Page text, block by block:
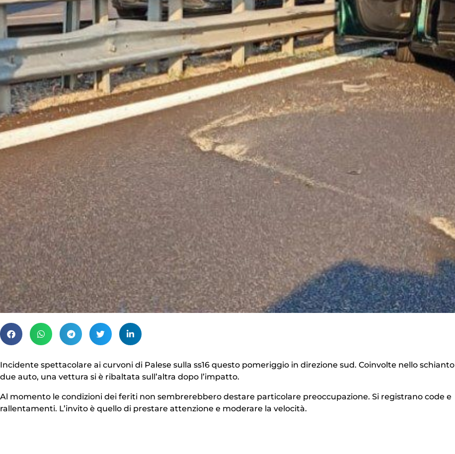
Incidente spettacolare ai curvoni di Palese sulla ss16 questo pomeriggio in direzione sud. Coinvolte nello schianto
due auto, una vettura si è ribaltata sull’altra dopo l’impatto.
Al momento le condizioni dei feriti non sembrerebbero destare particolare preoccupazione. Si registrano code e
rallentamenti. L’invito è quello di prestare attenzione e moderare la velocità.